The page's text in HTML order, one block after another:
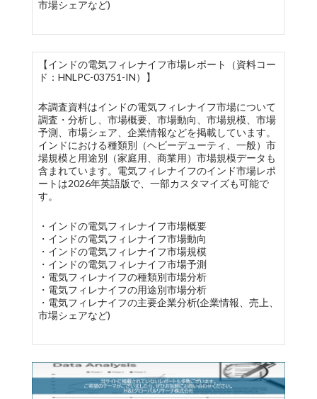
市場シェアなど)
【インドの電気フィレナイフ市場レポート（資料コー
ド：HNLPC-03751-IN）】
本調査資料はインドの電気フィレナイフ市場について
調査・分析し、市場概要、市場動向、市場規模、市場
予測、市場シェア、企業情報などを掲載しています。
インドにおける種類別（ヘビーデューティ、一般）市
場規模と用途別（家庭用、商業用）市場規模データも
含まれています。電気フィレナイフのインド市場レポ
ートは2026年英語版で、一部カスタマイズも可能で
す。
・インドの電気フィレナイフ市場概要
・インドの電気フィレナイフ市場動向
・インドの電気フィレナイフ市場規模
・インドの電気フィレナイフ市場予測
・電気フィレナイフの種類別市場分析
・電気フィレナイフの用途別市場分析
・電気フィレナイフの主要企業分析(企業情報、売上、
市場シェアなど)